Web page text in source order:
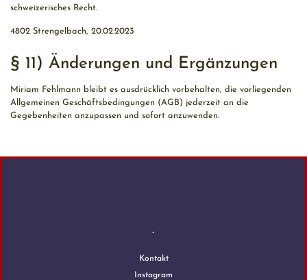
schweizerisches Recht.
4802 Strengelbach, 20.02.2023
§ 11) Änderungen und Ergänzungen
Miriam Fehlmann bleibt es ausdrücklich vorbehalten, die vorliegenden
Allgemeinen Geschäftsbedingungen (AGB) jederzeit an die
Gegebenheiten anzupassen und sofort anzuwenden.
-
Kontakt
Instagram